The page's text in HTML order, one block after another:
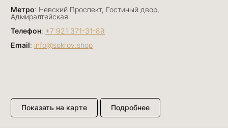
Метро: Невский Проспект, Гостиный двор,
Адмиралтейская
Телефон: +7 921 371-31-89
Email: info@sokrov.shop
Показать на карте Подробнее